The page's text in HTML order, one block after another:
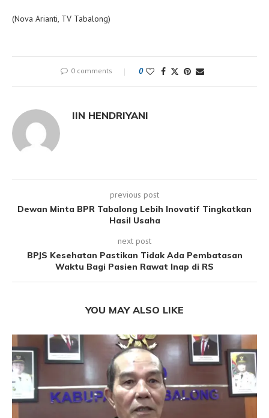
(Nova Arianti, TV Tabalong)
0 comments 0
IIN HENDRIYANI
previous post
Dewan Minta BPR Tabalong Lebih Inovatif Tingkatkan
Hasil Usaha
next post
BPJS Kesehatan Pastikan Tidak Ada Pembatasan
Waktu Bagi Pasien Rawat Inap di RS
YOU MAY ALSO LIKE